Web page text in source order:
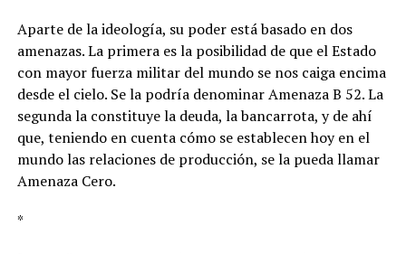
Aparte de la ideología, su poder está basado en dos
amenazas. La primera es la posibilidad de que el Estado
con mayor fuerza militar del mundo se nos caiga encima
desde el cielo. Se la podría denominar Amenaza B 52. La
segunda la constituye la deuda, la bancarrota, y de ahí
que, teniendo en cuenta cómo se establecen hoy en el
mundo las relaciones de producción, se la pueda llamar
Amenaza Cero.
*